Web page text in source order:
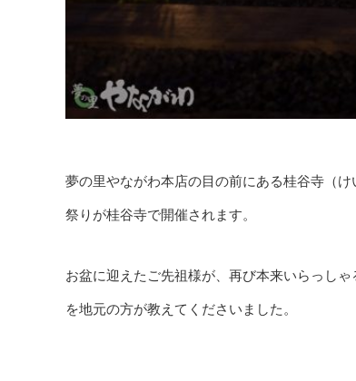
夢の里やながわ本店の目の前にある桂谷寺（
祭りが桂谷寺で開催されます。
お盆に迎えたご先祖様が、再び本来いらっし
を地元の方が教えてくださいました。